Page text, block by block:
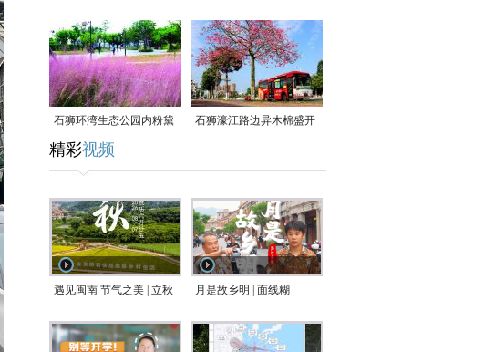
草”争相斗艳
石狮环湾生态公园内粉黛
乱子草盛放
石狮濠江路边异木棉盛开
精彩视频
遇见闽南 节气之美 | 立秋 月是故乡明 | 面线糊